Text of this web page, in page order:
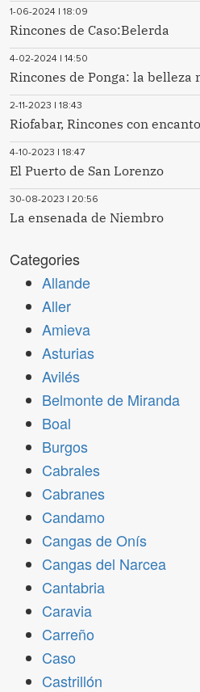
1-06-2024 | 18:09
Rincones de Caso:Belerda
4-02-2024 | 14:50
Rincones de Ponga: la belleza
2-11-2023 | 18:43
Riofabar, Rincones con
4-10-2023 | 18:47
El Puerto de San Lorenzo
30-08-2023 | 20:56
La ensenada de Niembro
Categories
Allande
Aller
Amieva
Asturias
Avilés
Belmonte de Miranda
Boal
Burgos
Cabrales
Cabranes
Candamo
Cangas de Onís
Cangas del Narcea
Cantabria
Caravia
Carreño
Caso
Castrillón